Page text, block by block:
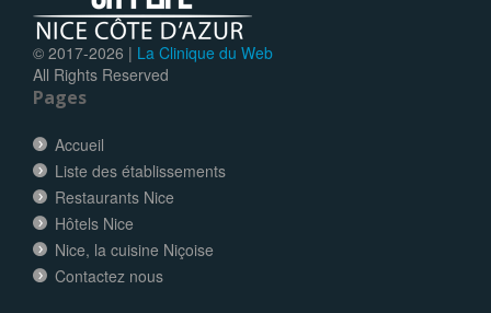
© 2017-2026 | La Clinique du Web
All Rights Reserved
Pages
Accueil
Liste des établissements
Restaurants Nice
Hôtels Nice
Nice, la cuisine Niçoise
Contactez nous